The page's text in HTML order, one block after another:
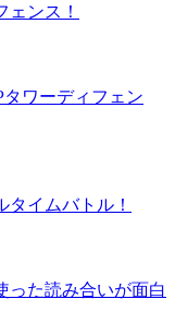
ンス！
ワーディフェン
イムバトル！
った読み合いが面白